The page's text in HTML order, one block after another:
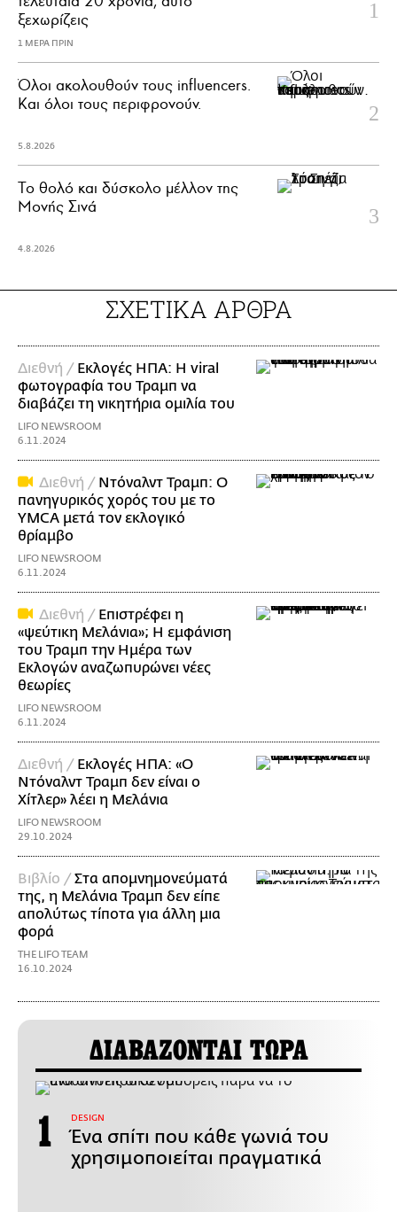
ξεχωρίζεις
1 ΜΕΡΑ ΠΡΙΝ
Όλοι ακολουθούν τους influencers.
Και όλοι τους περιφρονούν.
5.8.2026
Το θολό και δύσκολο μέλλον της
Μονής Σινά
4.8.2026
ΣΧΕΤΙΚΑ ΑΡΘΡΑ
Διεθνή / Εκλογές ΗΠΑ: Η viral
φωτογραφία του Τραμπ να
διαβάζει τη νικητήρια ομιλία του
LIFO NEWSROOM
6.11.2024
Διεθνή / Ντόναλντ Τραμπ: Ο
πανηγυρικός χορός του με το
YMCA μετά τον εκλογικό
θρίαμβο
LIFO NEWSROOM
6.11.2024
Διεθνή / Επιστρέφει η
«ψεύτικη Μελάνια»; Η εμφάνιση
του Τραμπ την Ημέρα των
Εκλογών αναζωπυρώνει νέες
θεωρίες
LIFO NEWSROOM
6.11.2024
Διεθνή / Εκλογές ΗΠΑ: «Ο
Ντόναλντ Τραμπ δεν είναι ο
Χίτλερ» λέει η Μελάνια
LIFO NEWSROOM
29.10.2024
Βιβλίο /Στα απομνημονεύματά
της, η Μελάνια Τραμπ δεν είπε
απολύτως τίποτα για άλλη μια
φορά
THE LIFO TEAM
16.10.2024
ΔΙΑΒΑΖΟΝΤΑΙ ΤΩΡΑ
DESIGN
Ένα σπίτι που κάθε γωνιά του
χρησιμοποιείται πραγματικά